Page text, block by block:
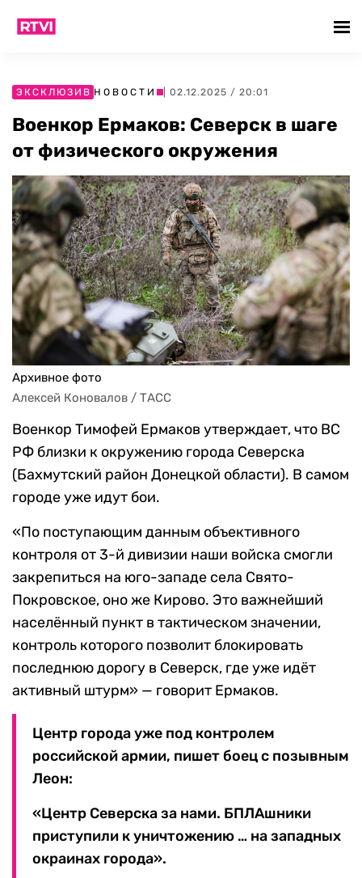
ЭКСКЛЮЗИВ НОВОСТИ | 02.12.2025 / 20:01
Военкор Ермаков: Северск в шаге
от физического окружения
Архивное фото
Алексей Коновалов / ТАСС
Военкор Тимофей Ермаков утверждает, что ВС
РФ близки к окружению города Северска
(Бахмутский район Донецкой области). В самом
городе уже идут бои.
«По поступающим данным объективного
контроля от 3-й дивизии наши войска смогли
закрепиться на юго-западе села Свято-
Покровское, оно же Кирово. Это важнейший
населённый пункт в тактическом значении,
контроль которого позволит блокировать
последнюю дорогу в Северск, где уже идёт
активный штурм» — говорит Ермаков.
Центр города уже под контролем
российской армии, пишет боец с позывным
Леон:
«Центр Северска за нами. БПЛАшники
приступили к уничтожению … на западных
окраинах города».